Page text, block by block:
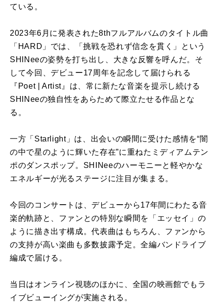
ている。
2023年6月に発表された8thフルアルバムのタイトル曲
「HARD」では、「挑戦を恐れず信念を貫く」という
SHINeeの姿勢を打ち出し、大きな反響を呼んだ。そ
して今回、デビュー17周年を記念して届けられる
『Poet | Artist』は、常に新たな音楽を提示し続ける
SHINeeの独自性をあらためて際立たせる作品とな
る。
一方「Starlight」は、出会いの瞬間に受けた感情を“闇
の中で星のように輝いた存在”に重ねたミディアムテン
ポのダンスポップ。SHINeeのハーモニーと軽やかな
エネルギーが光るステージに注目が集まる。
今回のコンサートは、デビューから17年間にわたる音
楽的軌跡と、ファンとの特別な瞬間を「エッセイ」の
ように描き出す構成。代表曲はもちろん、ファンから
の支持が高い楽曲も多数披露予定。全編バンドライブ
編成で届ける。
当日はオンライン視聴のほかに、全国の映画館でもラ
イブビューイングが実施される。